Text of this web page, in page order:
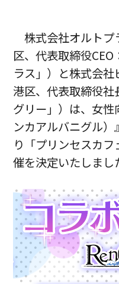
株式会社オルト
区、代表取締役
ラス」）と株式会
港区、代表取締役
グリー」）は、女
ンカアルバニグル
り「プリンセスカ
催を決定いたしまし